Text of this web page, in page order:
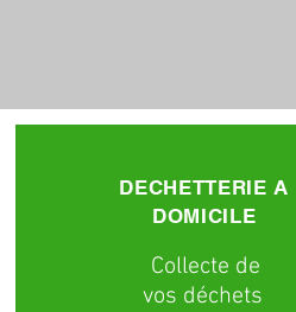
DECHETTERIE A
DOMICILE
Collecte de
vos déchets